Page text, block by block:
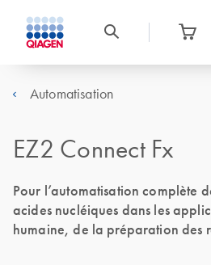
Automatisation
EZ2 Connect Fx
Pour l’automatisation complète
acides nucléiques dans les
humaine, de la préparation des